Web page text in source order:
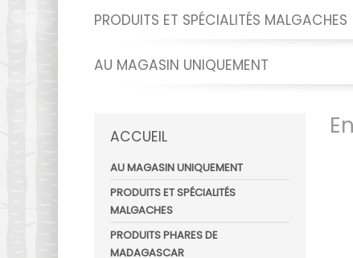
PRODUITS ET SPÉCIALITÉS MALGACHES
AU MAGASIN UNIQUEMENT
ACCUEIL
AU MAGASIN UNIQUEMENT
PRODUITS ET SPÉCIALITÉS
MALGACHES
PRODUITS PHARES DE
MADAGASCAR